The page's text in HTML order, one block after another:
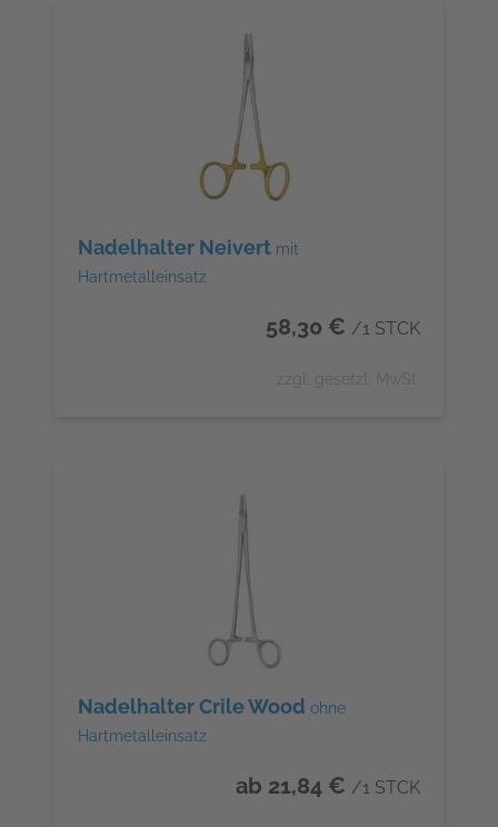
Nadelhalter Neivert mit
Hartmetalleinsatz
58,30 € /1 STCK
zzgl. gesetzl. MwSt.
Nadelhalter Crile Wood ohne
Hartmetalleinsatz
ab 21,84 € /1 STCK